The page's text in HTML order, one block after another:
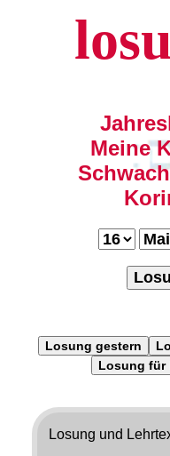
Meine
Losung gestern
Losung für
Losung und